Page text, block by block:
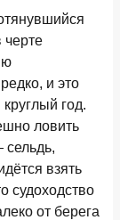
черте
и это
год.
ловить
взять
судоходство
от берега